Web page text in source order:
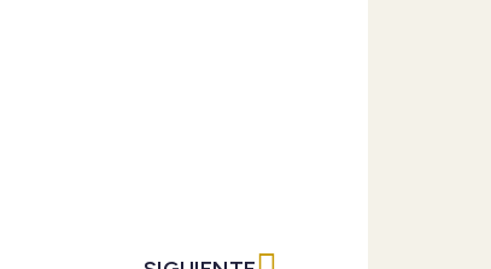
Siguiente